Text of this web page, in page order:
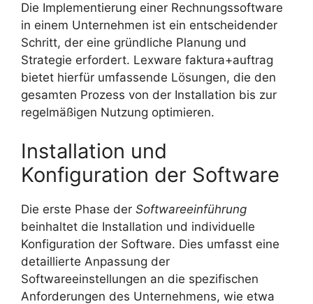
Die Implementierung einer Rechnungssoftware
in einem Unternehmen ist ein entscheidender
Schritt, der eine gründliche Planung und
Strategie erfordert. Lexware faktura+auftrag
bietet hierfür umfassende Lösungen, die den
gesamten Prozess von der Installation bis zur
regelmäßigen Nutzung optimieren.
Installation und
Konfiguration der Software
Die erste Phase der Softwareeinführung
beinhaltet die Installation und individuelle
Konfiguration der Software. Dies umfasst eine
detaillierte Anpassung der
Softwareeinstellungen an die spezifischen
Anforderungen des Unternehmens, wie etwa